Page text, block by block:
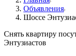
Объявления
Шоссе
Снять квартиру
Энтузиастов